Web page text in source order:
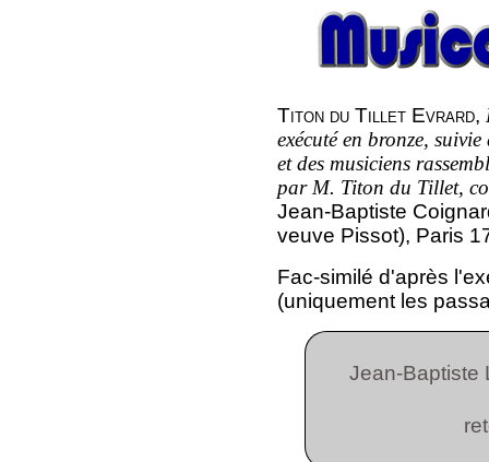
Titon du Tillet Evrard,
exécuté en bronze,
et des musiciens
par M. Titon du Tillet,
Jean-Baptiste
veuve Pissot), Paris
Fac-similé d'après
(uniquement les
Jean-Baptiste